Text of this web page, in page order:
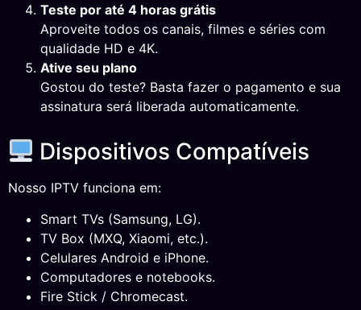
Teste por até 4 horas grátis
Aproveite todos os canais, filmes e séries com
qualidade HD e 4K.
Ative seu plano
Gostou do teste? Basta fazer o pagamento e sua
assinatura será liberada automaticamente.
Dispositivos Compatíveis
Nosso IPTV funciona em:
Smart TVs (Samsung, LG).
TV Box (MXQ, Xiaomi, etc.).
Celulares Android e iPhone.
Computadores e notebooks.
Fire Stick / Chromecast.